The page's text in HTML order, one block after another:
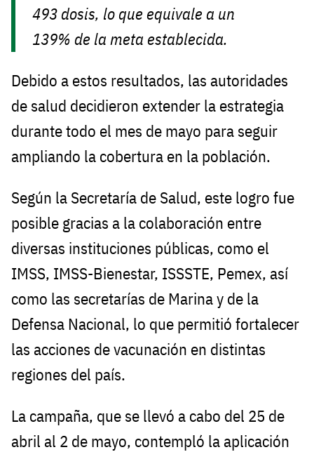
493 dosis, lo que equivale a un
139% de la meta establecida.
Debido a estos resultados, las autoridades
de salud decidieron extender la estrategia
durante todo el mes de mayo para seguir
ampliando la cobertura en la población.
Según la Secretaría de Salud, este logro fue
posible gracias a la colaboración entre
diversas instituciones públicas, como el
IMSS, IMSS-Bienestar, ISSSTE, Pemex, así
como las secretarías de Marina y de la
Defensa Nacional, lo que permitió fortalecer
las acciones de vacunación en distintas
regiones del país.
La campaña, que se llevó a cabo del 25 de
abril al 2 de mayo, contempló la aplicación